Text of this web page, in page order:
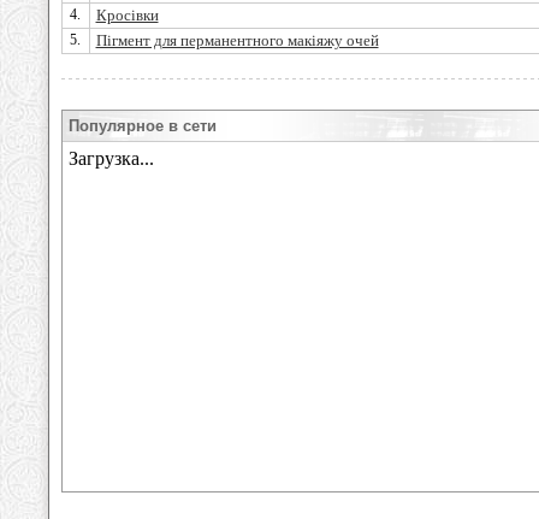
4. Кросівки
5. Пігмент для перманентного макіяжу очей
Популярное в сети